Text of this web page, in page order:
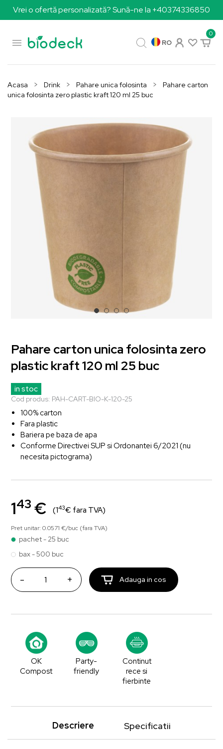
Vrei o ofertă personalizată? Sună-ne la +40374336850

0
RO
Acasa Drink Pahare unica folosinta
Pahare carton
unica folosinta zero plastic kraft 120 ml 25 buc
Pahare carton unica folosinta zero
plastic kraft 120 ml 25 buc
in stoc
Cod produs: PAH-CART-BIO-K-120-25
100% carton
Fara plastic
Bariera pe baza de apa
Conforme Directivei SUP si Ordonantei 6/2021 (nu
necesita pictograma)
143 € (143€ fara TVA)
Pret unitar: 0.0571 €/buc (fara TVA)
pachet - 25 buc
bax - 500 buc
- + Adauga in cos
OK
Compost
Party-
friendly
Continut
rece si
fierbinte
Descriere Specificatii